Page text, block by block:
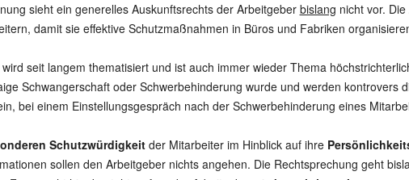
sieht ein generelles Auskunftsrechts der Arbeitgeber bislang nicht vor.
damit sie effektive Schutzmaßnahmen in Büros und Fabriken
seit langem thematisiert und ist auch immer wieder Thema
Schwangerschaft oder Schwerbehinderung wurde und werden kontrovers
bei einem Einstellungsgespräch nach der Schwerbehinderung eines
Schutzwürdigkeitder Mitarbeiter im Hinblick auf ihre
sollen den Arbeitgeber nichts angehen. Die Rechtsprechung geht